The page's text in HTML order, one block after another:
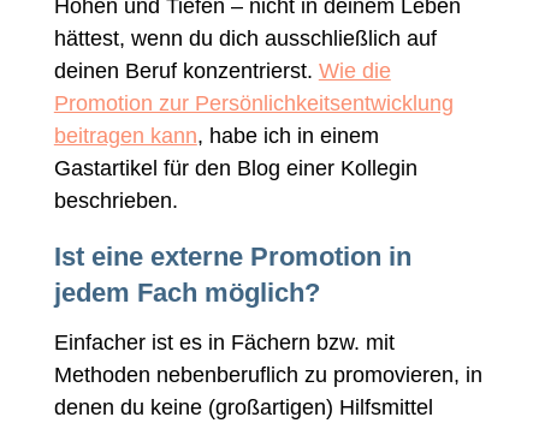
Höhen und Tiefen – nicht in deinem Leben
hättest, wenn du dich ausschließlich auf
deinen Beruf konzentrierst. Wie die
Promotion zur Persönlichkeitsentwicklung
beitragen kann, habe ich in einem
Gastartikel für den Blog einer Kollegin
beschrieben.
Ist eine externe Promotion in
jedem Fach möglich?
Einfacher ist es in Fächern bzw. mit
Methoden nebenberuflich zu promovieren, in
denen du keine (großartigen) Hilfsmittel